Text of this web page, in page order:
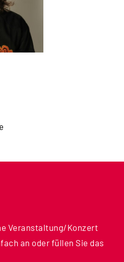
Veranstaltung/Konzert
an oder füllen Sie das